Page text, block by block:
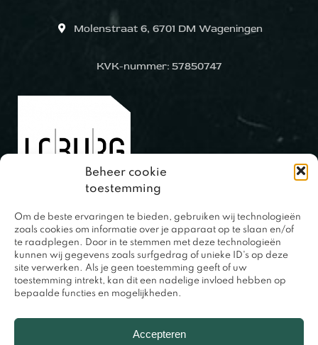
Beheer cookie
toestemming
Om de beste ervaringen te bieden, gebruiken wij technologieën
zoals cookies om informatie over je apparaat op te slaan en/of
te raadplegen. Door in te stemmen met deze technologieën
kunnen wij gegevens zoals surfgedrag of unieke ID's op deze
site verwerken. Als je geen toestemming geeft of uw
toestemming intrekt, kan dit een nadelige invloed hebben op
bepaalde functies en mogelijkheden.
Accepteren
Molenstraat 6, 6701 DM Wageningen
KVK-nummer: 57850747
0317 – 420848